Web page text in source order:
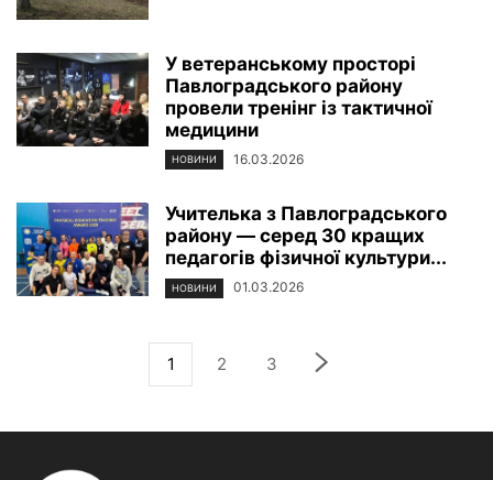
У ветеранському просторі
Павлоградського району
провели тренінг із тактичної
медицини
НОВИНИ 16.03.2026
Учителька з Павлоградського
району — серед 30 кращих
педагогів фізичної культури...
НОВИНИ 01.03.2026
1 2 3